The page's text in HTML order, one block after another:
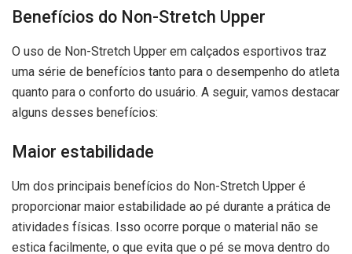
Benefícios do Non-Stretch Upper
O uso de Non-Stretch Upper em calçados esportivos traz
uma série de benefícios tanto para o desempenho do atleta
quanto para o conforto do usuário. A seguir, vamos destacar
alguns desses benefícios:
Maior estabilidade
Um dos principais benefícios do Non-Stretch Upper é
proporcionar maior estabilidade ao pé durante a prática de
atividades físicas. Isso ocorre porque o material não se
estica facilmente, o que evita que o pé se mova dentro do